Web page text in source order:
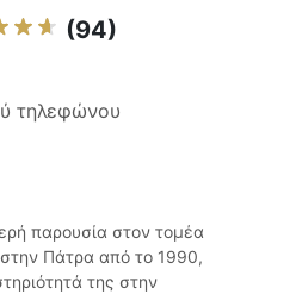
(94)
τηλεφώνου
παρουσία στον τομέα
Πάτρα από το 1990,
της στην